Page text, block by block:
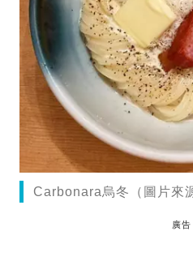
Carbonara烏冬（圖片來
廣告